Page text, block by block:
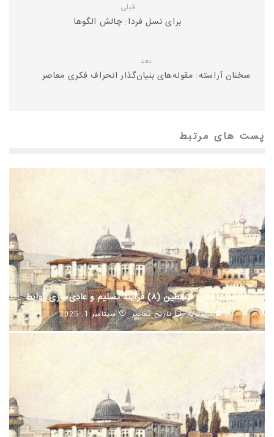
قبلی
برای نسل فردا: چالش الگوها
بعد
سخنان آراسته: مقوله‌های بنیان‌گذار انحراف فکری معاصر
پست های مرتبط
خلاصهٔ داستان فلسطین (۸) فرآیند تسلیم و عادی‌سازی روابط
تحریریه تاریخ معاصر سپتامبر 1, 2025